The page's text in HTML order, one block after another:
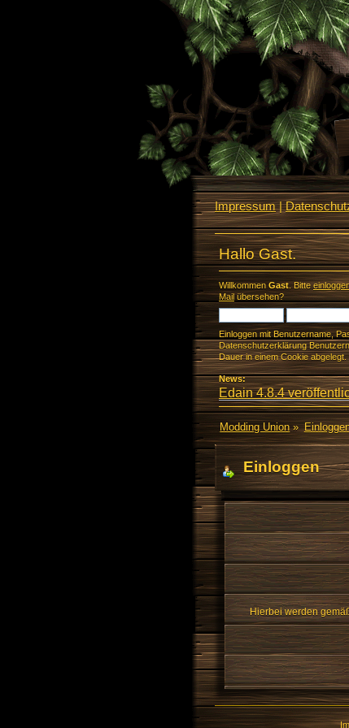
Impressum|
Hallo Gast.
Willkommen Gast. Bitte
Mailübersehen?
Einloggen mit Benutzername,
Datenschutzerklärung
Dauer in einem Cookie abgelegt.
News:
Edain 4.8.4
Modding Union»
Einloggen
Hierbei werden